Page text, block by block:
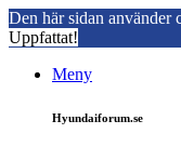
Den här sidan använder
Uppfattat!
Meny
Hyundaiforum.se